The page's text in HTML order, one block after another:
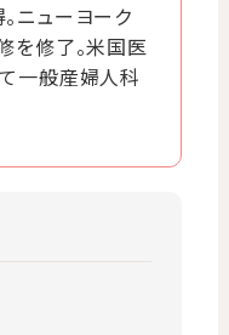
ニューヨーク
を修了。米国医
一般産婦人科